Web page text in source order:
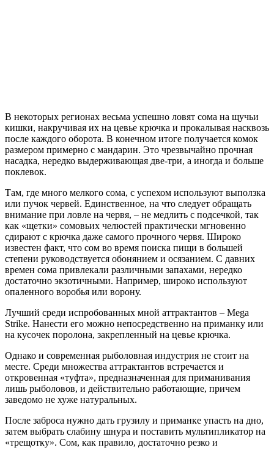
В некоторых регионах весьма успешно ловят сома на щучьи
кишки, накручивая их на цевье крючка и прокалывая насквозь
после каждого оборота. В конечном итоге получается комок
размером примерно с мандарин. Это чрезвычайно прочная
насадка, нередко выдерживающая две-три, а иногда и больше
поклевок.
Там, где много мелкого сома, с успехом используют выползка
или пучок червей. Единственное, на что следует обращать
внимание при ловле на червя, – не медлить с подсечкой, так
как «щетки» сомовьих челюстей практически мгновенно
сдирают с крючка даже самого прочного червя. Широко
известен факт, что сом во время поиска пищи в большей
степени руководствуется обонянием и осязанием. С давних
времен сома привлекали различными запахами, нередко
достаточно экзотичными. Например, широко используют
опаленного воробья или ворону.
Лучший среди испробованных мной аттрактантов – Mega
Strike. Нанести его можно непосредственно на приманку или
на кусочек поролона, закрепленный на цевье крючка.
Однако и современная рыболовная индустрия не стоит на
месте. Среди множества аттрактантов встречается и
откровенная «туфта», предназначенная для приманивания
лишь рыболовов, и действительно работающие, причем
заведомо не хуже натуральных.
После заброса нужно дать грузилу и приманке упасть на дно,
затем выбрать слабину шнура и поставить мультипликатор на
«трещотку». Сом, как правило, достаточно резко и